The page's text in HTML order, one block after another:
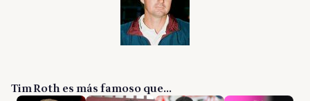
Tim Roth es más famoso que...